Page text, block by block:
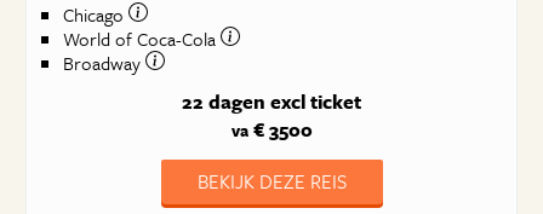
Chicago
World of Coca-Cola
Broadway
22 dagen excl ticket
va€ 3500
BEKIJK DEZE REIS